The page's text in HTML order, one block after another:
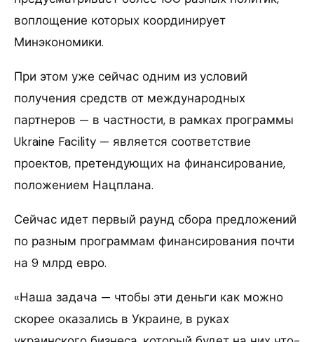
воплощение которых координирует
Минэкономики.
При этом уже сейчас одним из условий
получения средств от международных
партнеров — в частности, в рамках программы
Ukraine Facility — является соответствие
проектов, претендующих на финансирование,
положением Нацплана.
Сейчас идет первый раунд сбора предложений
по разным программам финансирования почти
на 9 млрд евро.
«Наша задача — чтобы эти деньги как можно
скорее оказались в Украине, в руках